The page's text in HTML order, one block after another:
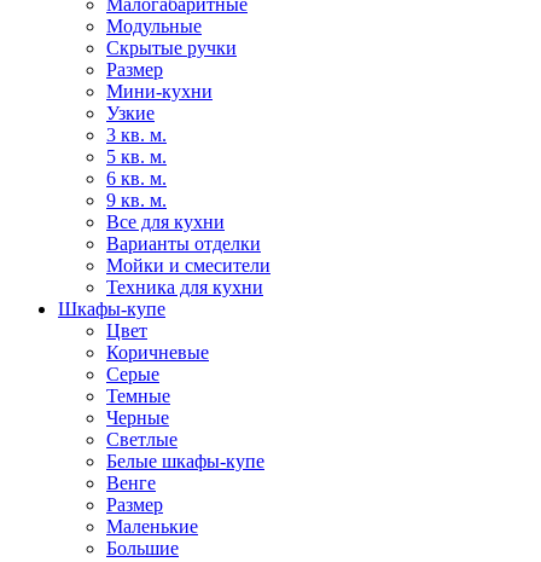
Малогабаритные
Модульные
Скрытые ручки
Размер
Мини-кухни
Узкие
3 кв. м.
5 кв. м.
6 кв. м.
9 кв. м.
Все для кухни
Варианты отделки
Мойки и смесители
Техника для кухни
Шкафы-купе
Цвет
Коричневые
Серые
Темные
Черные
Светлые
Белые шкафы-купе
Венге
Размер
Маленькие
Большие